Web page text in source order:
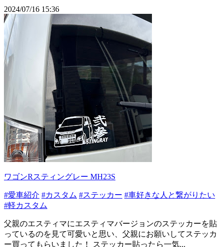
2024/07/16 15:36
ワゴンRスティングレー MH23S
#愛車紹介 #カスタム #ステッカー #車好きな人と繋がりたい
#軽カスタム
父親のエスティマにエスティマバージョンのステッカーを貼
っているのを見て可愛いと思い、父親にお願いしてステッカ
ー買ってもらいました！ ステッカー貼ったら一気...